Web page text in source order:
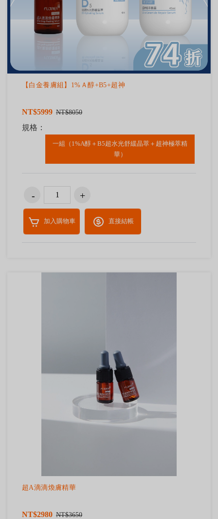
【白金養膚組】1%Ａ醇+B5+超神
NT$5999 NT$8050
規格：
一組（1%A醇＋B5超水光舒緩晶萃＋超神極萃精
華）
加入購物車 直接結帳
超A滴滴煥膚精華
NT$2980 NT$3650